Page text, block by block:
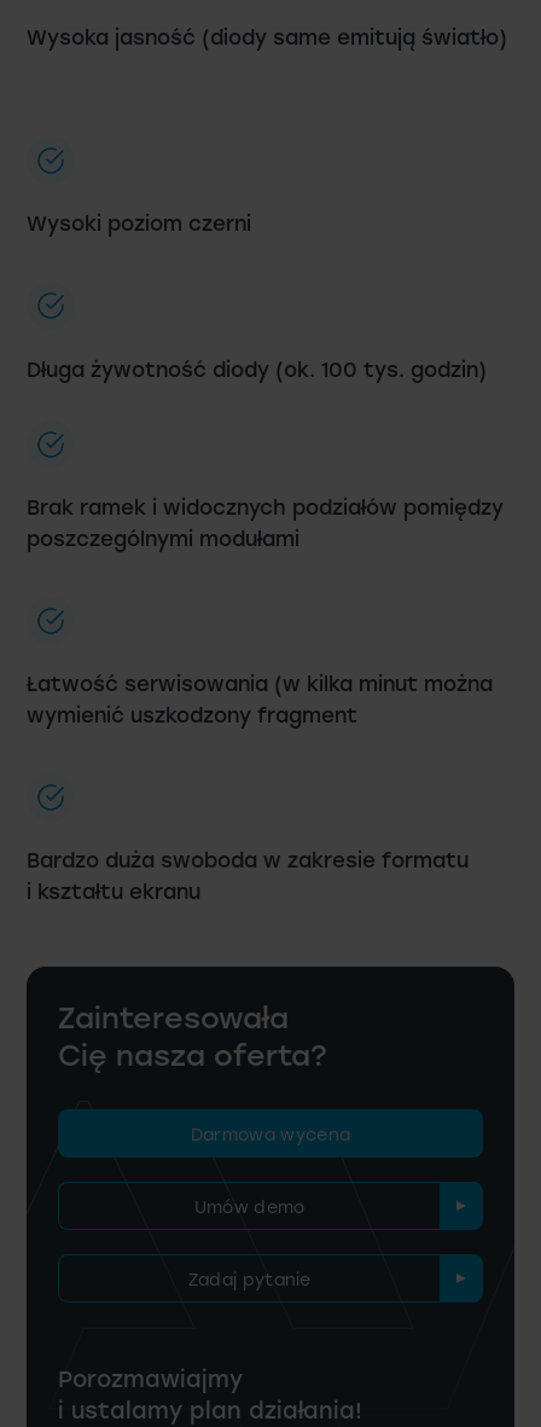
Wysoka jasność (diody same emitują światło)
Wysoki poziom czerni
Długa żywotność diody (ok. 100 tys. godzin)
Brak ramek i widocznych podziałów pomiędzy
poszczególnymi modułami
Łatwość serwisowania (w kilka minut można
wymienić uszkodzony fragment
Bardzo duża swoboda w zakresie formatu
i kształtu ekranu
Zainteresowała
Cię nasza oferta?
Darmowa wycena
Umów demo
Zadaj pytanie
Porozmawiajmy
i ustalamy plan działania!